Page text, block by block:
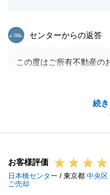
続
東急リバブル
センターからの返答
この度はご所有不動産の
T様のご協力があってこ
T様の想いが詰まった大
今後も何かお困りのこと
さいませ。
引き続き、どうぞ宜しく
お客様評価
日本橋センター / 東京都 中央区
ご売却